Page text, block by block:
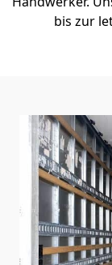
bis zur